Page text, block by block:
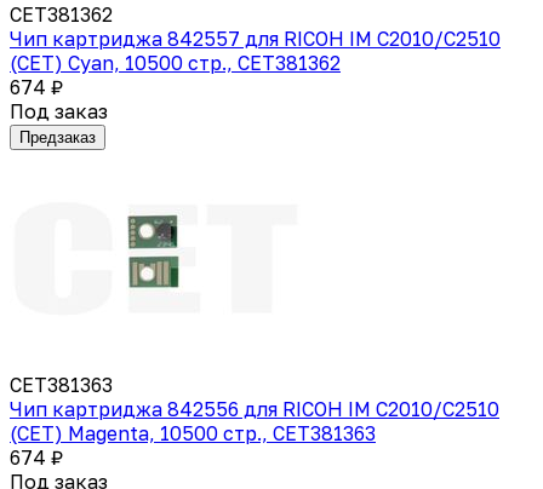
CET381362
Чип картриджа 842557 для RICOH IM C2010/C2510
(CET) Cyan, 10500 стр., CET381362
674 ₽
Под заказ
Предзаказ
CET381363
Чип картриджа 842556 для RICOH IM C2010/C2510
(CET) Magenta, 10500 стр., CET381363
674 ₽
Под заказ